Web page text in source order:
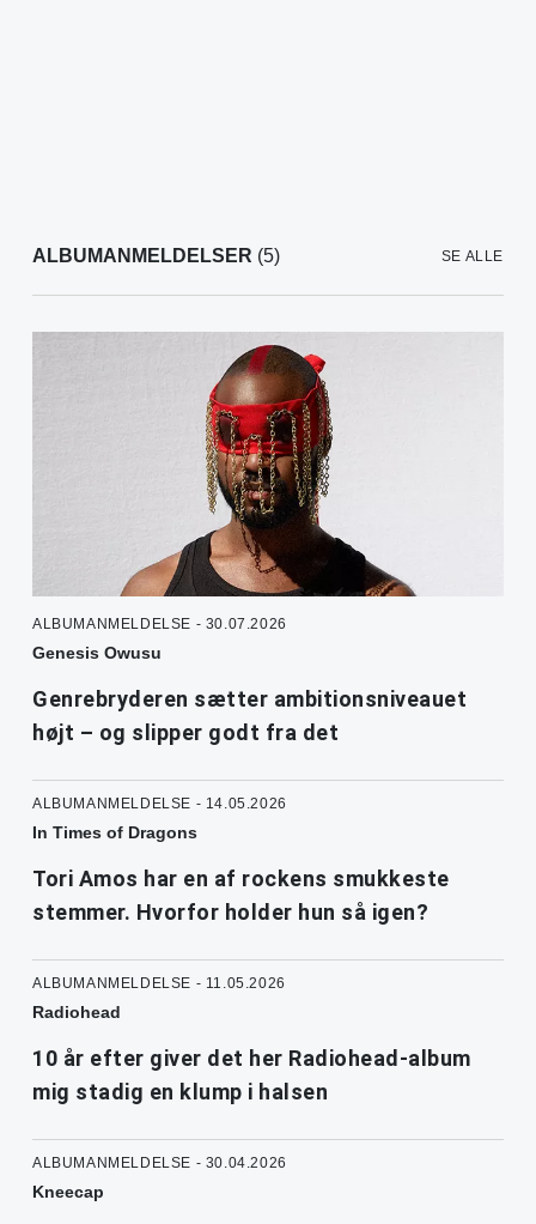
ALBUMANMELDELSER (5) SE ALLE
ALBUMANMELDELSE - 30.07.2026
Genesis Owusu
Genrebryderen sætter ambitionsniveauet
højt – og slipper godt fra det
ALBUMANMELDELSE - 14.05.2026
In Times of Dragons
Tori Amos har en af rockens smukkeste
stemmer. Hvorfor holder hun så igen?
ALBUMANMELDELSE - 11.05.2026
Radiohead
10 år efter giver det her Radiohead-album
mig stadig en klump i halsen
ALBUMANMELDELSE - 30.04.2026
Kneecap